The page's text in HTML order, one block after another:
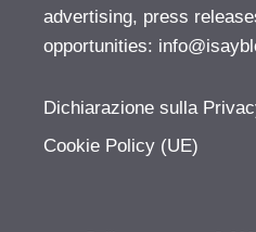
advertising, press
opportunities:
Dichiarazione sulla
Cookie Policy (UE)